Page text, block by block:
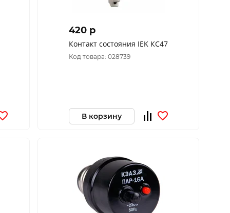
420 p
Контакт состояния IEK КС47
Код товара: 028739
В корзину